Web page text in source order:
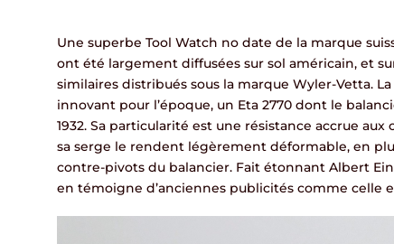
Une superbe Tool Watch no date de la marque
ont été largement diffusées sur sol américain, et
similaires distribués sous la marque Wyler-Vetta.
innovant pour l’époque, un Eta 2770 dont le
1932. Sa particularité est une résistance accrue
sa serge le rendent légèrement déformable, en
contre-pivots du balancier. Fait étonnant Albert
en témoigne d’anciennes publicités comme celle